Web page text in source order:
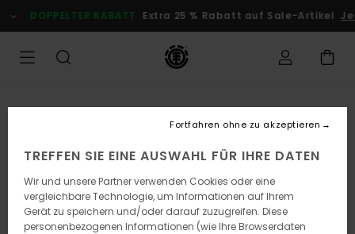
zur
Produktinformation
DOPPELTER RABATT Extra 25 % Rabatt auf Sale-Artikel
TREFFEN SIE EINE AUSWAHL FÜR IHRE DATEN
Wir und unsere Partner verwenden Cookies oder eine
vergleichbare Technologie, um Informationen auf Ihrem
Gerät zu speichern und/oder darauf zuzugreifen. Diese
personenbezogenen Informationen (wie Ihre Browserdaten
Fortfahren ohne zu akzeptieren